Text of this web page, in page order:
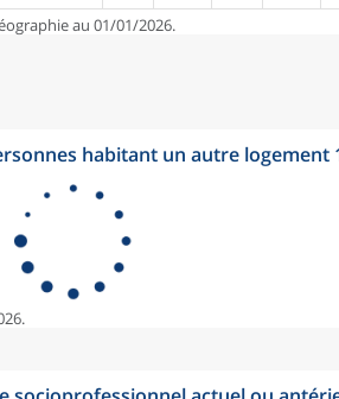
au 01/01/2026.
habitant un autre logement